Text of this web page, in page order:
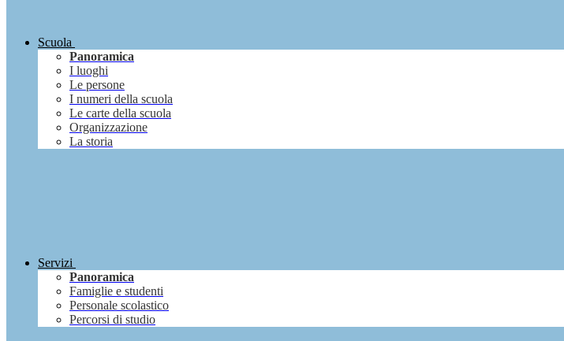
Scuola
Panoramica
I luoghi
Le persone
I numeri della scuola
Le carte della scuola
Organizzazione
La storia
Servizi
Panoramica
Famiglie e studenti
Personale scolastico
Percorsi di studio